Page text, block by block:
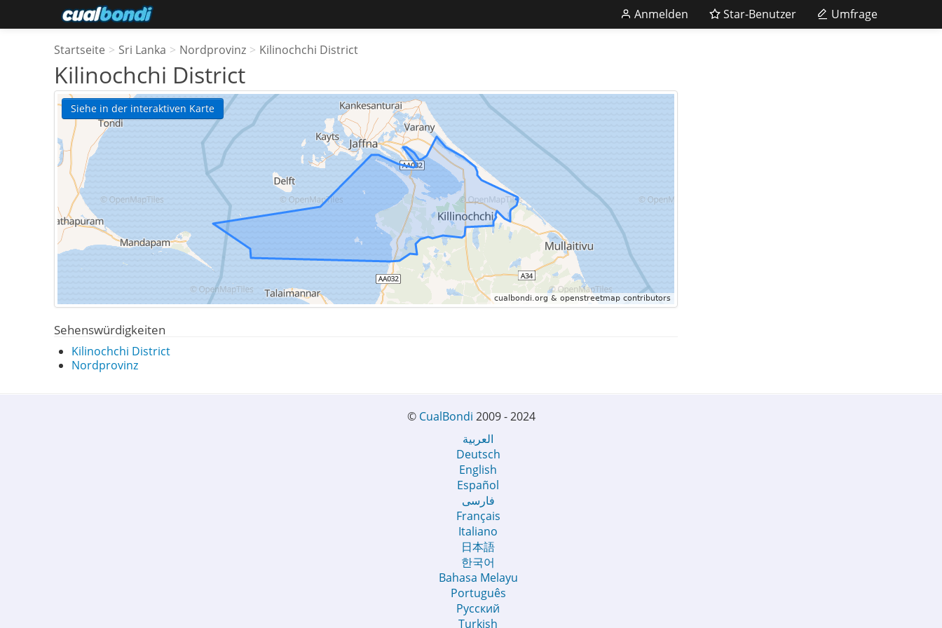
Anmelden Star-Benutzer Umfrage
Startseite > Sri Lanka > Nordprovinz > Kilinochchi District
Kilinochchi District
Siehe in der interaktiven Karte
Sehenswürdigkeiten
Kilinochchi District
Nordprovinz
© CualBondi 2009 - 2024
العربية
Deutsch
English
Español
فارسی
Français
Italiano
日本語
한국어
Bahasa Melayu
Português
Русский
Turkish